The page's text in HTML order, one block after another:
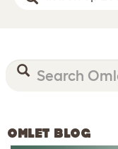
OMLET BLOG